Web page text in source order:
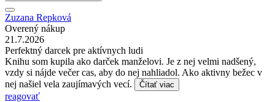
Zuzana Repková
Overený nákup
21.7.2026
Perfektný darcek pre aktívnych ludi
Knihu som kupila ako darček manželovi. Je z nej velmi nadšený,
vzdy si nájde večer cas, aby do nej nahliadol. Ako aktivny bežec v
nej našiel vela zaujímavých vecí.
Čítať viac
reagovať